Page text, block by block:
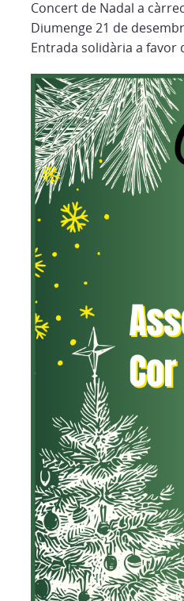
Concert de Nadal a
Diumenge 21 de
Entrada solidària a favor